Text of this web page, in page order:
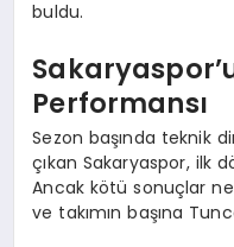
buldu.
Performansı
Sezon başında teknik
çıkan Sakaryaspor, ilk
Ancak kötü sonuçlar
ve takımın başına